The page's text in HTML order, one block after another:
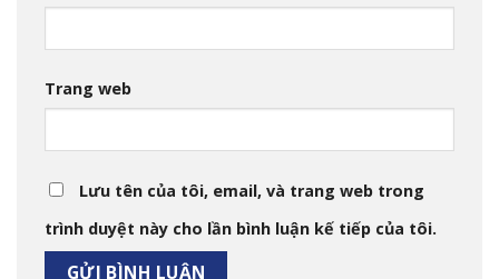
Trang web
Lưu tên của tôi, email, và trang web trong
trình duyệt này cho lần bình luận kế tiếp của tôi.